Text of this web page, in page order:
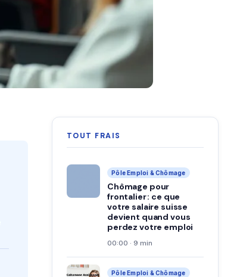
TOUT FRAIS
Pôle Emploi & Chômage
Chômage pour
frontalier : ce que
votre salaire suisse
devient quand vous
perdez votre emploi
00:00 · 9 min
Pôle Emploi & Chômage